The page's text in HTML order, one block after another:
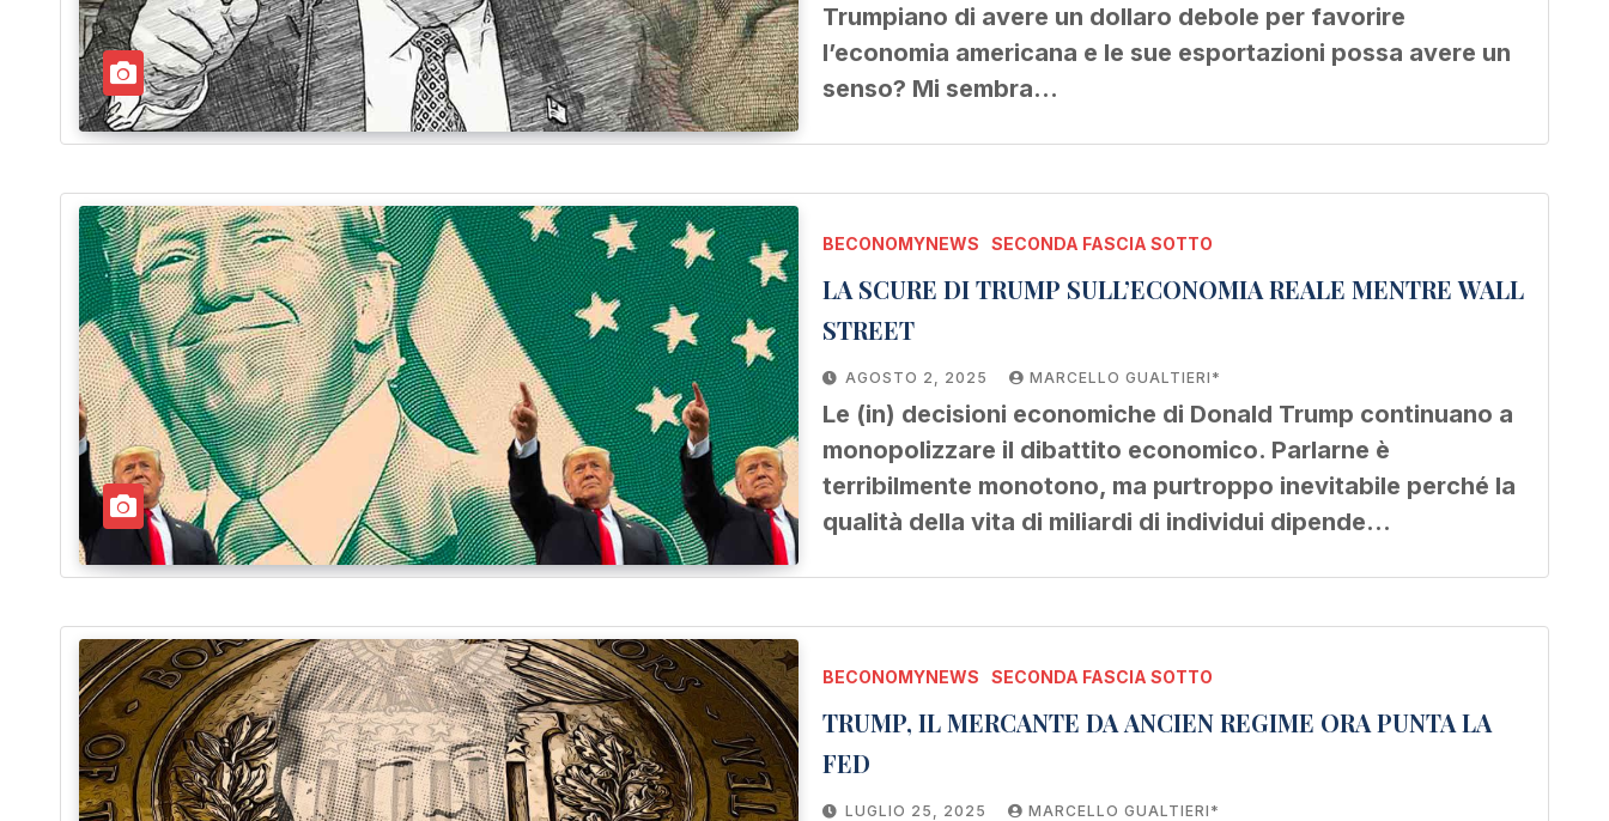
Trumpiano di avere un dollaro debole per favorire
l’economia americana e le sue esportazioni possa avere un
senso? Mi sembra…
BECONOMYNEWS SECONDA FASCIA SOTTO
LA SCURE DI TRUMP SULL’ECONOMIA REALE MENTRE WALL
STREET
AGOSTO 2, 2025 MARCELLO GUALTIERI*
Le (in) decisioni economiche di Donald Trump continuano a
monopolizzare il dibattito economico. Parlarne è
terribilmente monotono, ma purtroppo inevitabile perché la
qualità della vita di miliardi di individui dipende…
BECONOMYNEWS SECONDA FASCIA SOTTO
TRUMP, IL MERCANTE DA ANCIEN REGIME ORA PUNTA LA
FED
LUGLIO 25, 2025 MARCELLO GUALTIERI*